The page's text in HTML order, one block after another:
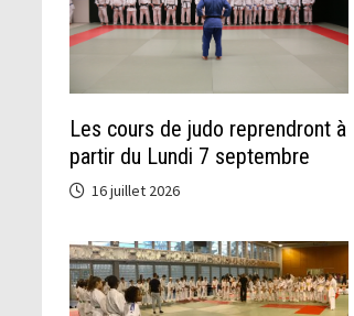
Les cours de judo reprendront à
partir du Lundi 7 septembre
16 juillet 2026